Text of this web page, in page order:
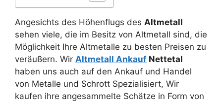
Angesichts des Höhenflugs des Altmetall
sehen viele, die im Besitz von Altmetall sind, die
Möglichkeit Ihre Altmetalle zu besten Preisen zu
veräußern. Wir Altmetall Ankauf Nettetal
haben uns auch auf den Ankauf und Handel
von Metalle und Schrott Spezialisiert, Wir
kaufen ihre angesammelte Schätze in Form von